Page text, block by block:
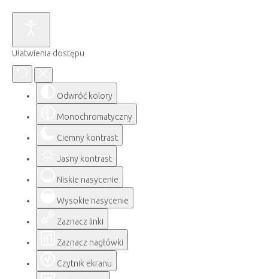
Ułatwienia dostępu
Odwróć kolory
Monochromatyczny
Ciemny kontrast
Jasny kontrast
Niskie nasycenie
Wysokie nasycenie
Zaznacz linki
Zaznacz nagłówki
Czytnik ekranu